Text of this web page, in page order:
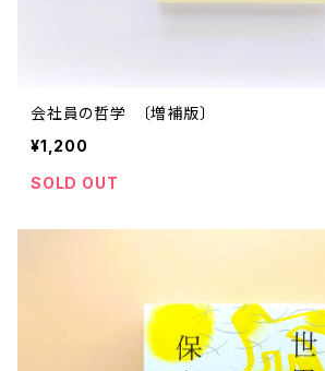
会社員の哲学 〔増補版〕
¥1,200
SOLD OUT